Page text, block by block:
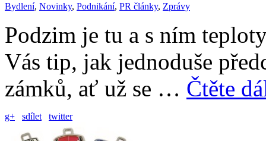
Bydlení, Novinky, Podnikání, PR články, Zprávy
Podzim je tu a s ním
Vás tip, jak jednoduše
zámků, ať už se … Čtěte
g+ sdílet twitter